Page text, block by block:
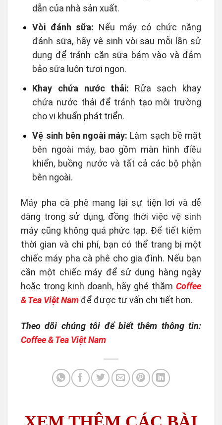
dẫn của nhà sản xuất.
Vòi đánh sữa: Nếu máy có chức năng
đánh sữa, hãy vệ sinh vòi sau mỗi lần sử
dụng để tránh cặn sữa bám vào và đảm
bảo sữa luôn tươi ngon.
Khay chứa nước thải: Rửa sạch khay
chứa nước thải để tránh tạo môi trường
cho vi khuẩn phát triển.
Vệ sinh bên ngoài máy: Làm sạch bề mặt
bên ngoài máy, bao gồm màn hình điều
khiển, buồng nước và tất cả các bộ phận
bên ngoài.
Máy pha cà phê mang lại sự tiện lợi và dễ
dàng trong sử dụng, đồng thời việc vệ sinh
máy cũng không quá phức tạp. Để tiết kiệm
thời gian và chi phí, bạn có thể trang bị một
chiếc máy pha cà phê cho gia đình. Nếu bạn
cần một chiếc máy để sử dụng hàng ngày
hoặc trong kinh doanh, hãy ghé thăm Coffee
& Tea Việt Nam để được tư vấn chi tiết hơn.
Theo dõi chúng tôi để biết thêm thông tin:
Coffee & Tea Việt Nam